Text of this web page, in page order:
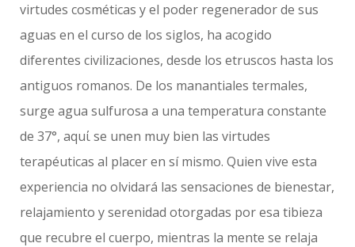
virtudes cosméticas y el poder regenerador de sus
aguas en el curso de los siglos, ha acogido
diferentes civilizaciones, desde los etruscos hasta los
antiguos romanos. De los manantiales termales,
surge agua sulfurosa a una temperatura constante
de 37°, aquί se unen muy bien las virtudes
terapéuticas al placer en sí mismo. Quien vive esta
experiencia no olvidará las sensaciones de bienestar,
relajamiento y serenidad otorgadas por esa tibieza
que recubre el cuerpo, mientras la mente se relaja